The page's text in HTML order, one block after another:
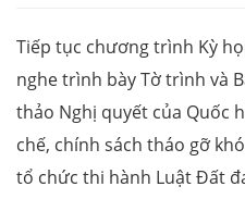
Tiếp tục chương trình Kỳ
nghe trình bày Tờ trình và
thảo Nghị quyết của Quốc
chế, chính sách tháo gỡ
tổ chức thi hành Luật Đất